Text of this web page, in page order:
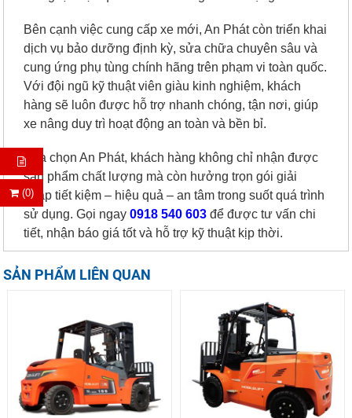
(0)
Bên cạnh việc cung cấp xe mới, An Phát còn triển khai
dịch vụ bảo dưỡng định kỳ, sửa chữa chuyên sâu và
cung ứng phụ tùng chính hãng trên phạm vi toàn quốc.
Với đội ngũ kỹ thuật viên giàu kinh nghiệm, khách
hàng sẽ luôn được hỗ trợ nhanh chóng, tận nơi, giúp
xe nâng duy trì hoạt động an toàn và bền bỉ.
Lựa chọn An Phát, khách hàng không chỉ nhận được
sản phẩm chất lượng mà còn hưởng trọn gói giải
pháp tiết kiệm – hiệu quả – an tâm trong suốt quá trình
sử dụng. Gọi ngay 0918 540 603 để được tư vấn chi
tiết, nhận báo giá tốt và hỗ trợ kỹ thuật kịp thời.
SẢN PHẨM LIÊN QUAN